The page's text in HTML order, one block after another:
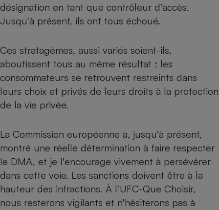
désignation en tant que contrôleur d’accès.
Jusqu'à présent, ils ont tous échoué.
Ces stratagèmes, aussi variés soient-ils,
aboutissent tous au même résultat : les
consommateurs se retrouvent restreints dans
leurs choix et privés de leurs droits à la protection
de la vie privée.
La Commission européenne a, jusqu'à présent,
montré une réelle détermination à faire respecter
le DMA, et je l'encourage vivement à persévérer
dans cette voie. Les sanctions doivent être à la
hauteur des infractions. À l’UFC-Que Choisir,
nous resterons vigilants et n'hésiterons pas à